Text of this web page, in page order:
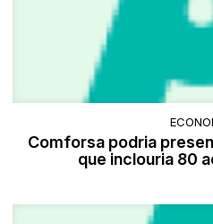
Comforsa podria
que inclouria 80